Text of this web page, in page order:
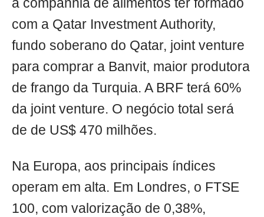
a companhia de alimentos ter formado
com a Qatar Investment Authority,
fundo soberano do Qatar, joint venture
para comprar a Banvit, maior produtora
de frango da Turquia. A BRF terá 60%
da joint venture. O negócio total será
de de US$ 470 milhões.
Na Europa, aos principais índices
operam em alta. Em Londres, o FTSE
100, com valorização de 0,38%,